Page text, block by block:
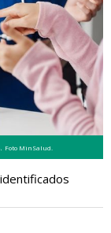
Foto MinSalud.